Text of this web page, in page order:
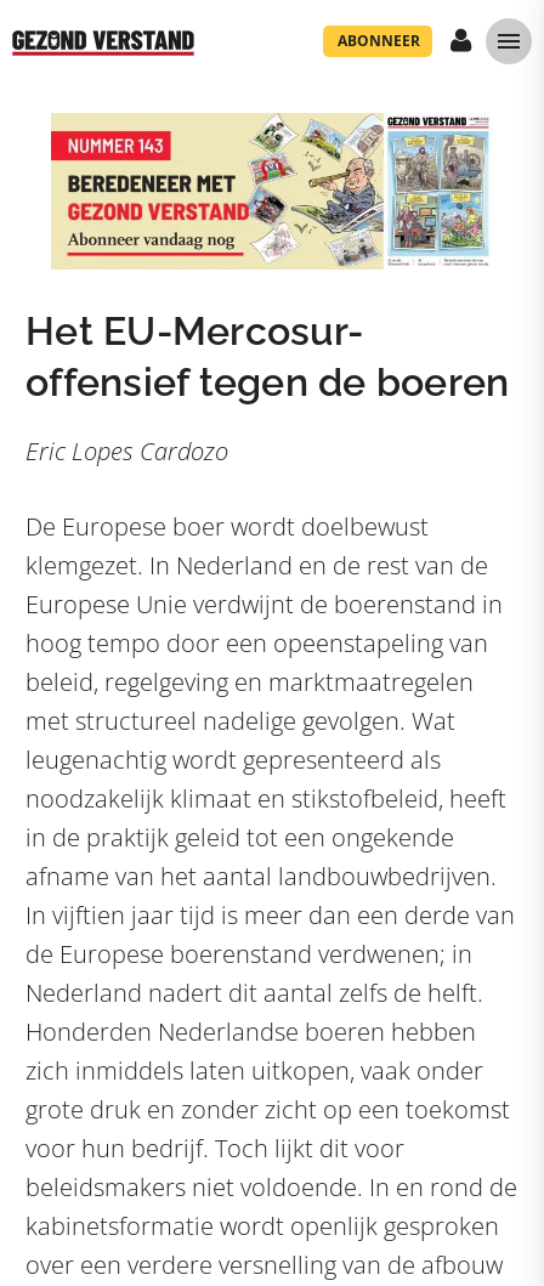
ABONNEER
Het EU-Mercosur-
offensief tegen de boeren
Eric Lopes Cardozo
De Europese boer wordt doelbewust
klemgezet. In Nederland en de rest van de
Europese Unie verdwijnt de boerenstand in
hoog tempo door een opeenstapeling van
beleid, regelgeving en marktmaatregelen
met structureel nadelige gevolgen. Wat
leugenachtig wordt gepresenteerd als
noodzakelijk klimaat en stikstofbeleid, heeft
in de praktijk geleid tot een ongekende
afname van het aantal landbouwbedrijven.
In vijftien jaar tijd is meer dan een derde van
de Europese boerenstand verdwenen; in
Nederland nadert dit aantal zelfs de helft.
Honderden Nederlandse boeren hebben
zich inmiddels laten uitkopen, vaak onder
grote druk en zonder zicht op een toekomst
voor hun bedrijf. Toch lijkt dit voor
beleidsmakers niet voldoende. In en rond de
kabinetsformatie wordt openlijk gesproken
over een verdere versnelling van de afbouw